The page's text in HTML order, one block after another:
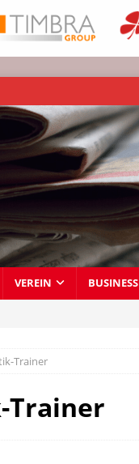
VEREIN BUSINESS
Trainer
Trainer